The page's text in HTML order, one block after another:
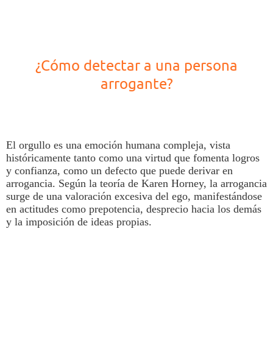
¿Cómo detectar a una persona
arrogante?
El orgullo es una emoción humana compleja, vista
históricamente tanto como una virtud que fomenta logros
y confianza, como un defecto que puede derivar en
arrogancia. Según la teoría de Karen Horney, la arrogancia
surge de una valoración excesiva del ego, manifestándose
en actitudes como prepotencia, desprecio hacia los demás
y la imposición de ideas propias.